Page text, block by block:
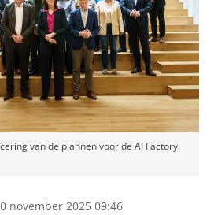
van de plannen voor de AI Factory.
november 2025 09:46